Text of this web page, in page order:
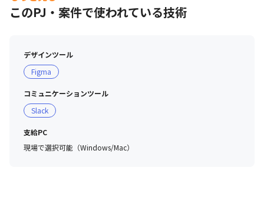
このPJ・案件で使われている技術
デザインツール
Figma
コミュニケーションツール
Slack
支給PC
現場で選択可能（Windows/Mac）